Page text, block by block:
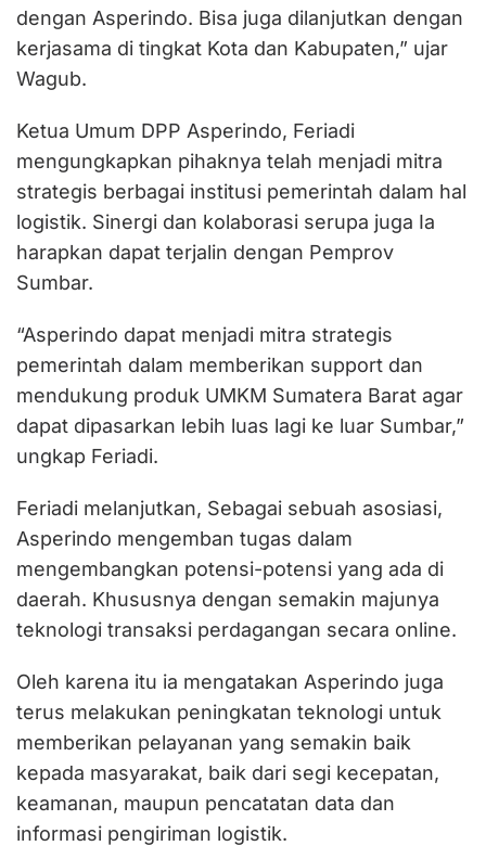
dengan Asperindo. Bisa juga dilanjutkan dengan
kerjasama di tingkat Kota dan Kabupaten,” ujar
Wagub.
Ketua Umum DPP Asperindo, Feriadi
mengungkapkan pihaknya telah menjadi mitra
strategis berbagai institusi pemerintah dalam hal
logistik. Sinergi dan kolaborasi serupa juga Ia
harapkan dapat terjalin dengan Pemprov
Sumbar.
“Asperindo dapat menjadi mitra strategis
pemerintah dalam memberikan support dan
mendukung produk UMKM Sumatera Barat agar
dapat dipasarkan lebih luas lagi ke luar Sumbar,”
ungkap Feriadi.
Feriadi melanjutkan, Sebagai sebuah asosiasi,
Asperindo mengemban tugas dalam
mengembangkan potensi-potensi yang ada di
daerah. Khususnya dengan semakin majunya
teknologi transaksi perdagangan secara online.
Oleh karena itu ia mengatakan Asperindo juga
terus melakukan peningkatan teknologi untuk
memberikan pelayanan yang semakin baik
kepada masyarakat, baik dari segi kecepatan,
keamanan, maupun pencatatan data dan
informasi pengiriman logistik.